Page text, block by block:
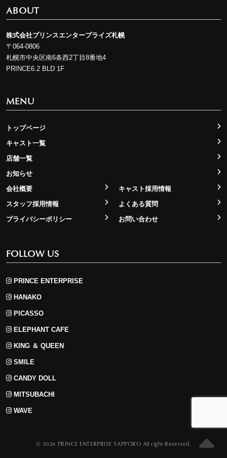
ABOUT
株式会社プリンスエンタープライズ札幌
〒064-0806
札幌市中央区南6条西2丁目8番地4
PRINCE6.2 BLD 1F
MENU
トップページ
キャスト一覧
店舗一覧
お知らせ
会社概要
キャスト採用情報
スタッフ採用情報
よくある質問
プライバシーポリシー
お問い合わせ
FOLLOW US
PRINCE ENTERPRISE
HANAKO
PICASSO
ELEPHANT CAFE
KING ＆ QUEEN
SMILE
CANDY DOLL
MITSUBACHI
WAVE
© 2026 PRINCE ENTERPRISE SAPPORO All right Reserved.